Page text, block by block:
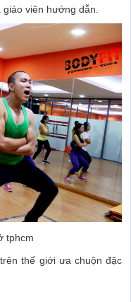
viên hướng dẫn.
tphcm
thế giới ưa chuộn đặc